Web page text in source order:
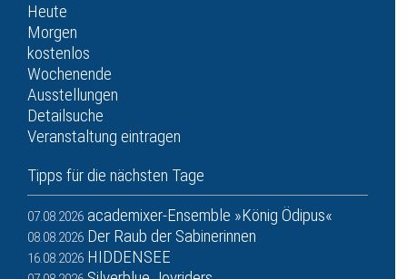
Heute
Morgen
kostenlos
Wochenende
Ausstellungen
Detailsuche
Veranstaltung eintragen
Tipps für die nächsten Tage
07.08.2026 academixer-Ensemble »König Ödipus«
08.08.2026 Der Raub der Sabinerinnen
16.08.2026 HIDDENSEE